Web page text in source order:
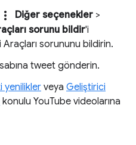
more_vert Diğer seçenekler >
sorunu bildir'i
sorununu bildirin.
tweet gönderin.
yeniliklerveya Geliştirici
konulu YouTube videolarına